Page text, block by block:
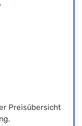
Preisübersicht